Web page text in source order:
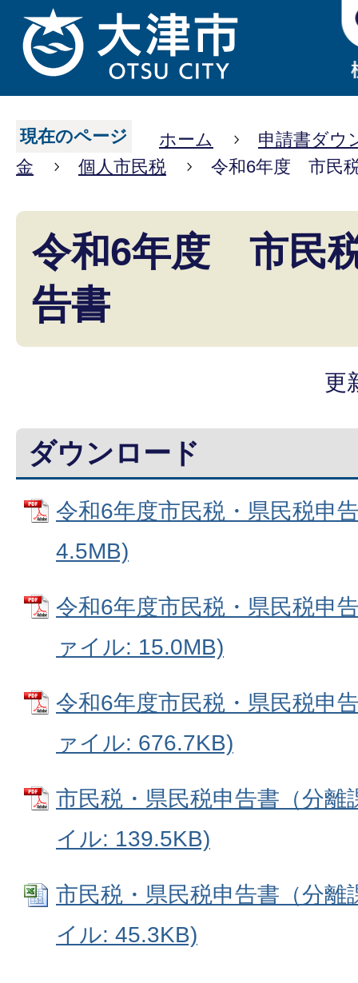
現在のページ ホーム
申請書ダウ
金
個人市民税 令和6年度 市民
令和6年度 市民
告書
更
ダウンロード
令和6年度市民税・県民税申
4.5MB)
令和6年度市民税・県民税申
ァイル: 15.0MB)
令和6年度市民税・県民税申
ァイル: 676.7KB)
市民税・県民税申告書（分離
イル: 139.5KB)
市民税・県民税申告書（分離
イル: 45.3KB)